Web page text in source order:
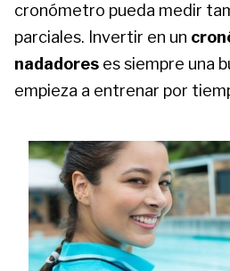
cronómetro pueda medir
parciales. Invertir en un
nadadores es siempre una
empieza a entrenar por